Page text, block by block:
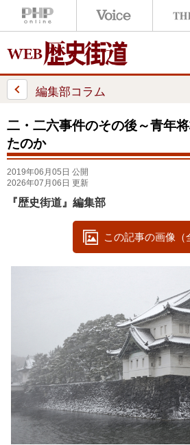
編集部コラム
二・二六事件のその後～青年
たのか
2019年06月05日 公開
2026年07月06日 更新
『歴史街道』編集部
この記事の画像（